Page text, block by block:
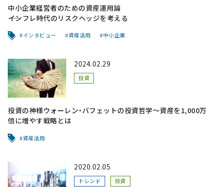
中小企業経営者のための資産運用論
――インフレ時代のリスクヘッジを考える
インタビュー 資産活用 中小企業
2024.02.29
投資
投資の神様ウォーレン・バフェットの投資哲学～資産を1,000万
倍に増やす戦略とは
資産活用
2020.02.05
トレンド 投資